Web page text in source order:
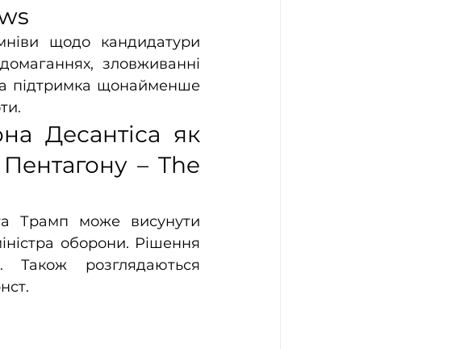
щодо кандидатури
зловживанні
підтримка щонайменше
Десантіса як
– The
Трамп може висунути
оборони. Рішення
розглядаються